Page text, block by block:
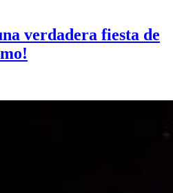
verdadera fiesta de